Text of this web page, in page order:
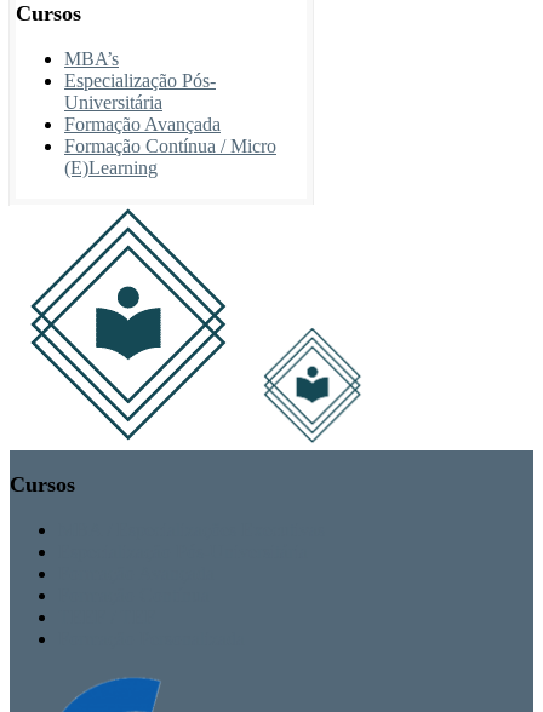
Cursos
MBA’s
Especialização Pós-
Universitária
Formação Avançada
Formação Contínua / Micro
(E)Learning
Cursos